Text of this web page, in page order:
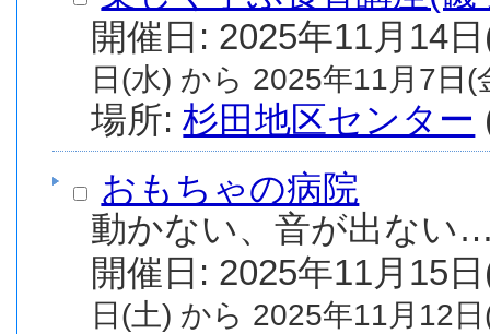
日(水) から 2025年11月7日(
場所:杉田地区センター
おもちゃの病院
動かない、音が出ない
日(土) から 2025年11月12